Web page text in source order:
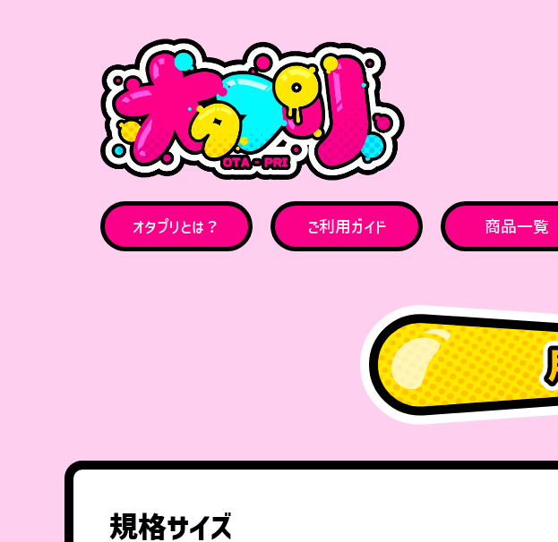
オタプリとは？ ご利用ガイド 商品一覧
規格サイズ